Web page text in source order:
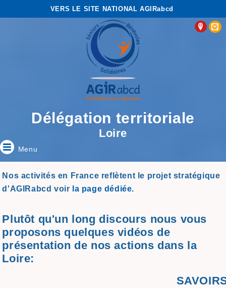
VERS LE SITE NATIONAL AGIRabcd
Délégation territoriale
Loire
Menu
Nos activités en France reflètent le projet stratégique
d'AGIRabcd voir la page dédiée.
Plutôt qu'un long discours nous vous
proposons quelques vidéos de
présentation de nos actions dans la
Loire: